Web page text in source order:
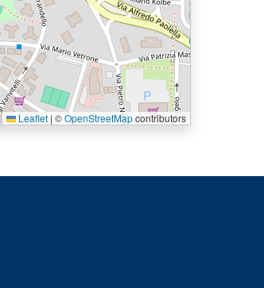
Leaflet | ©OpenStreetMapcontributors